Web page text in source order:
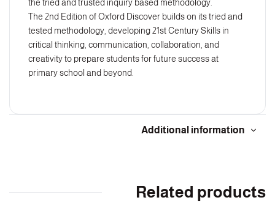
the tried and trusted inquiry based methodology.
The 2nd Edition of Oxford Discover builds on its tried and
tested methodology, developing 21st Century Skills in
critical thinking, communication, collaboration, and
creativity to prepare students for future success at
primary school and beyond.
Additional information
Related products